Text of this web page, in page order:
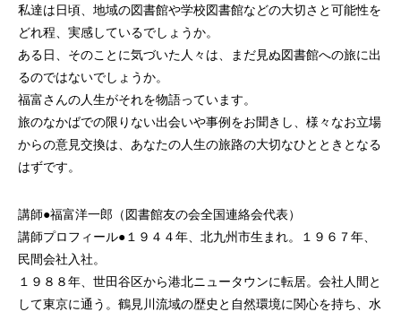
私達は日頃、地域の図書館や学校図書館などの大切さと可能性を
どれ程、実感しているでしょうか。
ある日、そのことに気づいた人々は、まだ見ぬ図書館への旅に出
るのではないでしょうか。
福富さんの人生がそれを物語っています。
旅のなかばでの限りない出会いや事例をお聞きし、様々なお立場
からの意見交換は、あなたの人生の旅路の大切なひとときとなる
はずです。
講師●福富洋一郎（図書館友の会全国連絡会代表）
講師プロフィール●１９４４年、北九州市生まれ。１９６７年、
民間会社入社。
１９８８年、世田谷区から港北ニュータウンに転居。会社人間と
して東京に通う。鶴見川流域の歴史と自然環境に関心を持ち、水